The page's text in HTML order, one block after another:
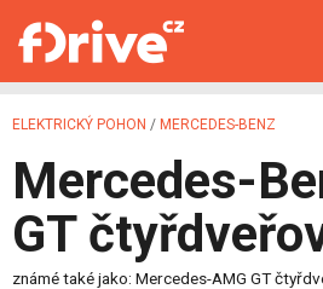
MAPA STANIC
VIDEA
DALŠÍ
HYBRIDY
E-MOTORSPORT
OSTATNÍ
SERIÁLY
Facebook Google
Twitter Apple
ELEKTRICKÝ POHON / MERCEDES-BENZ
Mercedes-
GT
známé také jako: Mercedes-AMG GT